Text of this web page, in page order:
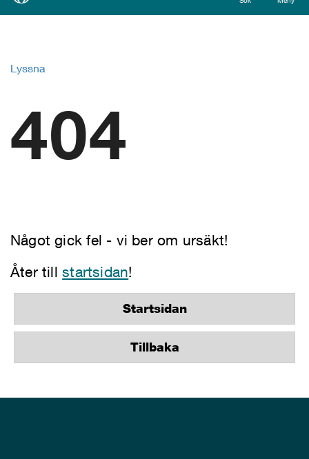
Lyssna
404
Något gick fel - vi ber om ursäkt!
Åter tillstartsidan!
Startsidan
Tillbaka